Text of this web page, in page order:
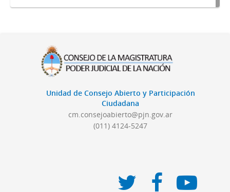
Unidad de Consejo Abierto y Participación
Ciudadana
cm.consejoabierto@pjn.gov.ar
(011) 4124-5247